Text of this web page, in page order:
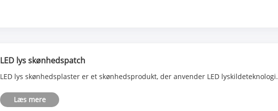
LED lys skønhedspatch
LED lys skønhedsplaster er et skønhedsprodukt, der anvender LED lyskildeteknologi.
Læs mere